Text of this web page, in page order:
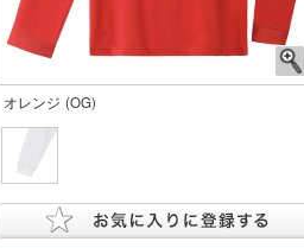
オレンジ (OG)